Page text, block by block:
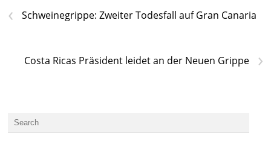
‹ Schweinegrippe: Zweiter Todesfall auf Gran Canaria
›
Costa Ricas Präsident leidet an der Neuen Grippe